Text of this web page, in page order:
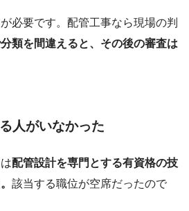
必要です。配管工事なら現場の判
類を間違えると、その後の審査は
人がいなかった
配管設計を専門とする有資格の技
該当する職位が空席だったので